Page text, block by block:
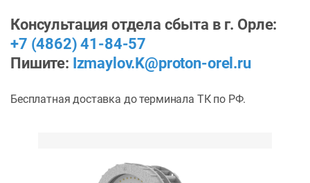
Консультация отдела сбыта в г. Орле:
+7 (4862) 41-84-57
Пишите: Izmaylov.K@proton-orel.ru
Бесплатная доставка до терминала ТК по РФ.